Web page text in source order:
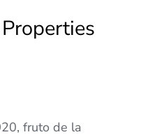
fruto de la